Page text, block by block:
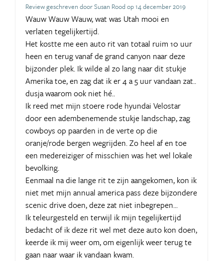
Review geschreven door Susan Rood op 14 december 2019
Wauw Wauw Wauw, wat was Utah mooi en
verlaten tegelijkertijd.
Het kostte me een auto rit van totaal ruim 10 uur
heen en terug vanaf de grand canyon naar deze
bijzonder plek. Ik wilde al zo lang naar dit stukje
Amerika toe, en zag dat ik er 4 a 5 uur vandaan zat..
dusja waarom ook niet hé..
Ik reed met mijn stoere rode hyundai Velostar
door een adembenemende stukje landschap, zag
cowboys op paarden in de verte op die
oranje/rode bergen wegrijden. Zo heel af en toe
een medereiziger of misschien was het wel lokale
bevolking.
Eenmaal na die lange rit te zijn aangekomen, kon ik
niet met mijn annual america pass deze bijzondere
scenic drive doen, deze zat niet inbegrepen...
Ik teleurgesteld en terwijl ik mijn tegelijkertijd
bedacht of ik deze rit wel met deze auto kon doen,
keerde ik mij weer om, om eigenlijk weer terug te
gaan naar waar ik vandaan kwam.